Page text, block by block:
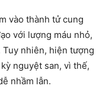
vào thành tử cung
với lượng máu nhỏ,
nhiên, hiện tượng
nguyệt san, vì thế,
nhầm lẫn.